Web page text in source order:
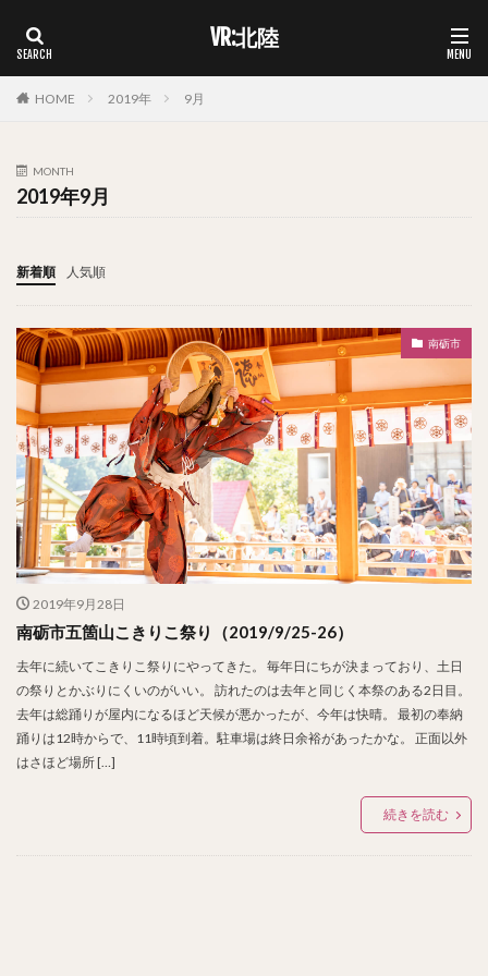
VR:北陸
HOME 2019年 9月
MONTH
2019年9月
新着順 人気順
南砺市
2019年9月28日
南砺市五箇山こきりこ祭り（2019/9/25-26）
去年に続いてこきりこ祭りにやってきた。 毎年日にちが決まっており、土日
の祭りとかぶりにくいのがいい。 訪れたのは去年と同じく本祭のある2日目。
去年は総踊りが屋内になるほど天候が悪かったが、今年は快晴。 最初の奉納
踊りは12時からで、11時頃到着。駐車場は終日余裕があったかな。 正面以外
はさほど場所 […]
続きを読む